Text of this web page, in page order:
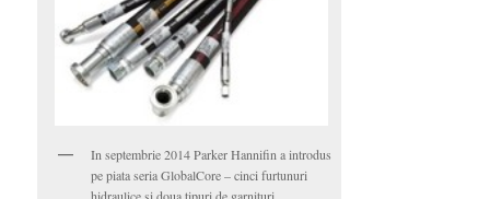
In septembrie 2014 Parker Hannifin a introdus
pe piata seria GlobalCore – cinci furtunuri